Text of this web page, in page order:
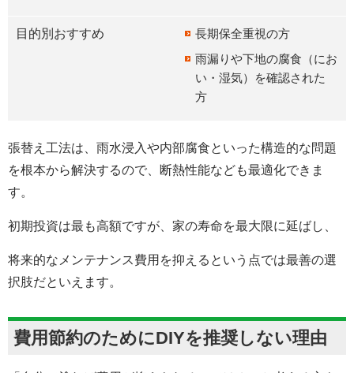
目的別おすすめ
長期保全重視の方
雨漏りや下地の腐食（にお
い・湿気）を確認された
方
張替え工法は、雨水浸入や内部腐食といった構造的な問題
を根本から解決するので、断熱性能なども最適化できま
す。
初期投資は最も高額ですが、家の寿命を最大限に延ばし、
将来的なメンテナンス費用を抑えるという点では最善の選
択肢だといえます。
費用節約のためにDIYを推奨しない理由